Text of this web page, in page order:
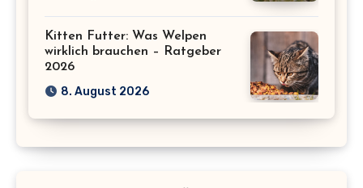
Kitten Futter: Was Welpen
wirklich brauchen – Ratgeber
2026
8. August 2026